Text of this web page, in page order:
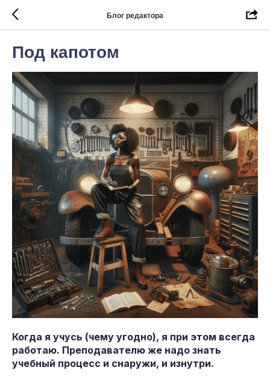
Блог редактора
Под капотом
Когда я учусь (чему угодно), я при этом всегда
работаю. Преподавателю же надо знать
учебный процесс и снаружи, и изнутри.